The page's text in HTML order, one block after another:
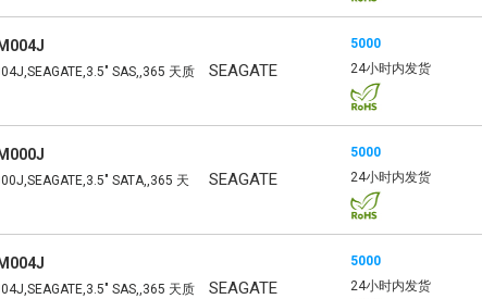
SAS,,365 天质
SEAGATE
5000
24小时内发货
SATA,,365 天
SEAGATE
5000
24小时内发货
SAS,,365 天质
SEAGATE
5000
24小时内发货